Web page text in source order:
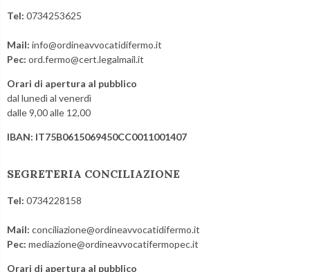
Tel: 0734253625
Mail: info@ordineavvocatidifermo.it
Pec: ord.fermo@cert.legalmail.it
Orari di apertura al pubblico
dal lunedì al venerdì
dalle 9,00 alle 12,00
IBAN: IT75B0615069450CC0011001407
SEGRETERIA CONCILIAZIONE
Tel: 0734228158
Mail: conciliazione@ordineavvocatidifermo.it
Pec: mediazione@ordineavvocatifermopec.it
Orari di apertura al pubblico